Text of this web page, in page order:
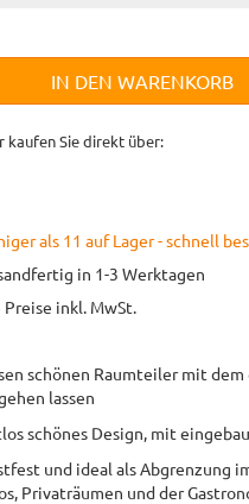
IN DEN WARENKORB
kaufen Sie direkt über:
als 11 auf Lager - schnell
in 1-3 Werktagen
Preise inkl. MwSt.
schönen Raumteiler mit
lassen
schönes Design, mit
und ideal als Abgrenzung
Privaträumen und der